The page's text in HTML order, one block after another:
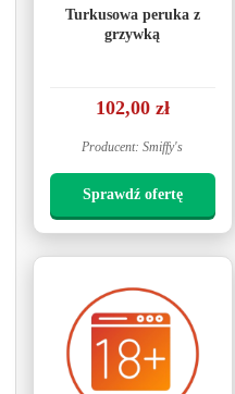
Turkusowa peruka z
grzywką
102,00 zł
Producent: Smiffy's
Sprawdź ofertę